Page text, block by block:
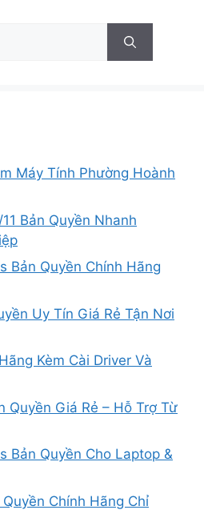
Máy Tính Phường Hoành
Bản Quyền Nhanh
Bản Quyền Chính Hãng
Uy Tín Giá Rẻ Tận Nơi
Kèm Cài Driver Và
Quyền Giá Rẻ – Hỗ Trợ Từ
Bản Quyền Cho Laptop &
Chính Hãng Chỉ